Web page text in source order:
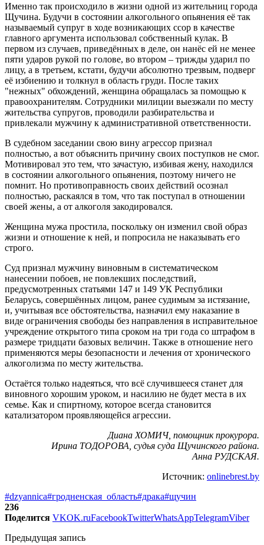
Именно так происходило в жизни одной из жительниц города
Щучина. Будучи в состоянии алкогольного опьянения её так
называемый супруг в ходе возникающих ссор в качестве
главного аргумента использовал собственный кулак. В
первом из случаев, приведённых в деле, он нанёс ей не менее
пяти ударов рукой по голове, во втором – трижды ударил по
лицу, а в третьем, кстати, будучи абсолютно трезвым, подверг
её избиению и толкнул в область груди. После таких
"нежных" обхождений, женщина обращалась за помощью к
правоохранителям. Сотрудники милиции выезжали по месту
жительства супругов, проводили разбирательства и
привлекали мужчину к административной ответственности.
В судебном заседании свою вину агрессор признал
полностью, а вот объяснить причину своих поступков не смог.
Мотивировал это тем, что зачастую, избивая жену, находился
в состоянии алкогольного опьянения, поэтому ничего не
помнит. Но противоправность своих действий осознал
полностью, раскаялся в том, что так поступал в отношении
своей жены, а от алкоголя закодировался.
Женщина мужа простила, поскольку он изменил свой образ
жизни и отношение к ней, и попросила не наказывать его
строго.
Суд признал мужчину виновным в систематическом
нанесении побоев, не повлекших последствий,
предусмотренных статьями 147 и 149 УК Республики
Беларусь, совершённых лицом, ранее судимым за истязание,
и, учитывая все обстоятельства, назначил ему наказание в
виде ограничения свободы без направления в исправительное
учреждение открытого типа сроком на три года со штрафом в
размере тридцати базовых величин. Также в отношение него
применяются меры безопасности и лечения от хронического
алкоголизма по месту жительства.
Остаётся только надеяться, что всё случившееся станет для
виновного хорошим уроком, и насилию не будет места в их
семье. Как и спиртному, которое всегда становится
катализатором проявляющейся агрессии.
Диана ХОМИЧ, помощник прокурора.
Ирина ТОДОРОВА, судья суда Щучинского района.
Анна РУДСКАЯ.
Источник: onlinebrest.by
#dzyannica#гродненская_область#драка#щучин
236
Поделится VKOK.ruFacebookTwitterWhatsAppTelegramViber
Предыдущая запись